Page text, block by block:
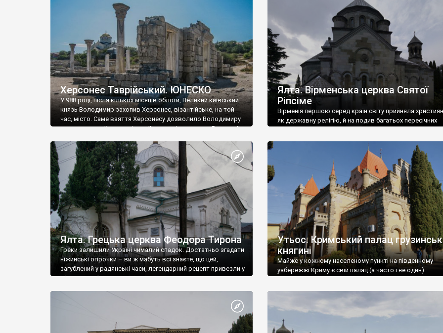
візантійської доби. Раритети викрадені з фондів об’єкту
культурної спадщини ЮНЕСКО «Херсонеса Таврійського».
Офіційно – на виставку «Золото Візантії», але експерти та
влада в Україні вважають це лише […]
називаються «повстяками» (postaki)…” “Вино. Крим
виробляє відмінне вино і його вдосталь: воно все
легке біле і дуже […]
Херсонес Таврійський. ЮНЕСКО
У 988 році, після кількох місяців облоги, Великий київський
князь Володимир захопив Херсонес, візантійське, на той
час, місто. Саме взяття Херсонесу дозволило Володимиру
диктувати свої умови візантійському імператору Василю ІІ,
Херсонесі Володимир-язичник, став Василем-
християнином. А потім було Хрещення Русі. На честь
Херсонесу Таврійського названо місто […]
Ялта. Вірменська церква Святої
Ріпсіме
Вірменія першою серед країн світу прийняла
як державну релігію, й на подив багатьох пересічних
Ялта. Грецька церква Феодора Тирона
Греки залишили Україні чималий спадок. Достатньо згадати
ніжинські огірочки – ви ж мабуть всі знаєте, що цей,
загублений у радянські часи, легендарний рецепт привезли у
Ніжин греки?
Утьос. Кримський палац
княгині
Майже у кожному населеному пункті на південному
узбережжі Криму є свій палац (а часто і не один).